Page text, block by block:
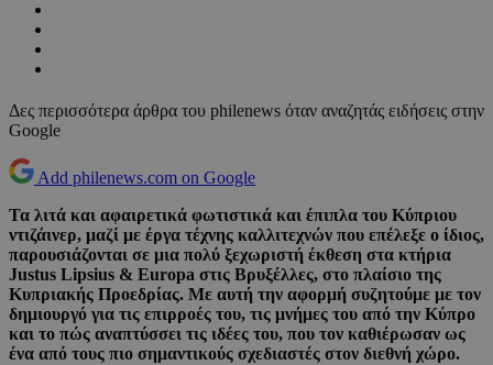
Δες περισσότερα άρθρα του philenews όταν αναζητάς ειδήσεις στην
Google
Add philenews.com on Google
Τα λιτά και αφαιρετικά φωτιστικά και έπιπλα του Κύπριου
ντιζάινερ, μαζί με έργα τέχνης καλλιτεχνών που επέλεξε ο ίδιος,
παρουσιάζονται σε μια πολύ ξεχωριστή έκθεση στα κτήρια
Justus Lipsius & Europa στις Βρυξέλλες, στο πλαίσιο της
Κυπριακής Προεδρίας. Με αυτή την αφορμή συζητούμε με τον
δημιουργό για τις επιρροές του, τις μνήμες του από την Κύπρο
και το πώς αναπτύσσει τις ιδέες του, που τον καθιέρωσαν ως
ένα από τους πιο σημαντικούς σχεδιαστές στον διεθνή χώρο.